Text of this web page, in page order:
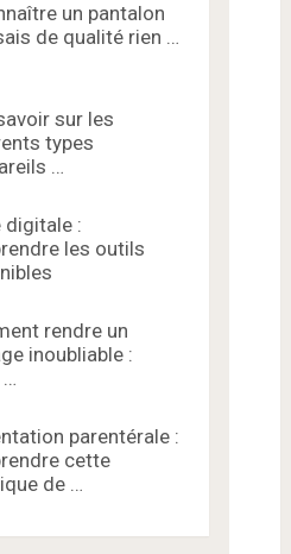
un pantalon
de qualité rien …
sur les
types
…
digitale :
les outils
rendre un
inoubliable :
…
parentérale :
cette
de …